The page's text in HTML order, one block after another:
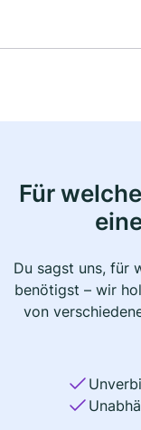
Für
Du sagst uns, für
benötigst – wir
von